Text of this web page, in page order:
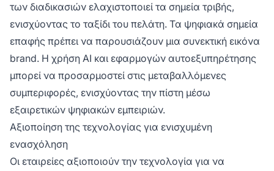
των διαδικασιών ελαχιστοποιεί τα σημεία τριβής,
ενισχύοντας το ταξίδι του πελάτη. Τα ψηφιακά σημεία
επαφής πρέπει να παρουσιάζουν μια συνεκτική εικόνα
brand. Η χρήση AI και εφαρμογών αυτοεξυπηρέτησης
μπορεί να προσαρμοστεί στις μεταβαλλόμενες
συμπεριφορές, ενισχύοντας την πίστη μέσω
εξαιρετικών ψηφιακών εμπειριών.
Αξιοποίηση της τεχνολογίας για ενισχυμένη
ενασχόληση
Οι εταιρείες αξιοποιούν την τεχνολογία για να